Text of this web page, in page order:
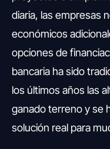
diaria, las empresas
económicos
opciones de
bancaria ha sido
los últimos años las
ganado terreno y se
solución real para